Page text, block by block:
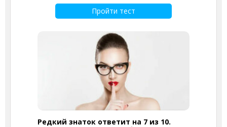
Пройти тест
Редкий знаток ответит на 7 из 10.